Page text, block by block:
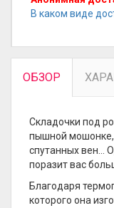
В каком виде
ОБЗОР
Складочки под
пышной мошонке,
спутанных вен…
поразит вас
Благодаря
которого она